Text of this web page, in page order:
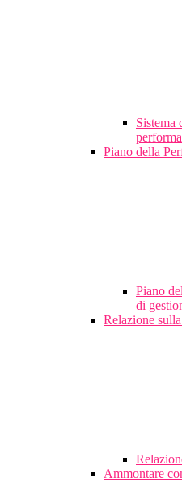
Sistema
Piano della
Piano
di
Relazione
Ammontare